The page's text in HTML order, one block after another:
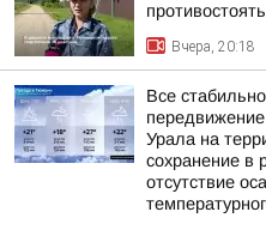
Вчера, 20:18
Все
Урала на
сохранение в
отсутствие